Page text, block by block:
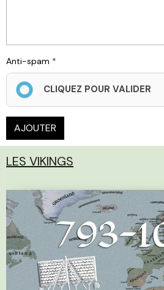
Anti-spam
CLIQUEZ POUR VALIDER
AJOUTER
LES VIKINGS